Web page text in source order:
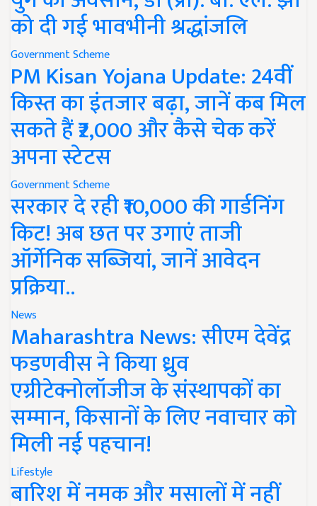
को दी गई भावभीनी श्रद्धांजलि
Government Scheme
PM Kisan Yojana Update: 24वीं
किस्त का इंतजार बढ़ा, जानें कब मिल
सकते हैं ₹2,000 और कैसे चेक करें
अपना स्टेटस
Government Scheme
सरकार दे रही ₹10,000 की गार्डनिंग
किट! अब छत पर उगाएं ताजी
ऑर्गेनिक सब्जियां, जानें आवेदन
प्रक्रिया..
News
Maharashtra News: सीएम देवेंद्र
फडणवीस ने किया ध्रुव
एग्रीटेक्नोलॉजीज के संस्थापकों का
सम्मान, किसानों के लिए नवाचार को
मिली नई पहचान!
Lifestyle
बारिश में नमक और मसालों में नहीं